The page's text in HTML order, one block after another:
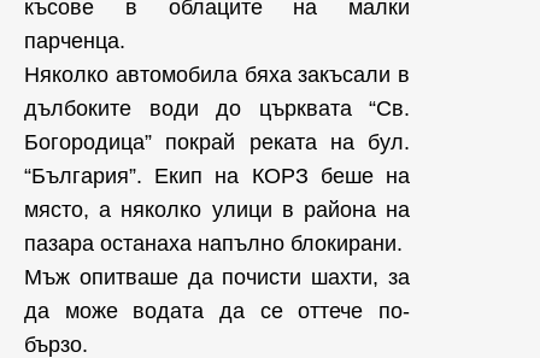
късове в облаците на малки
парченца.
Няколко автомобила бяха закъсали в
дълбоките води до църквата “Св.
Богородица” покрай реката на бул.
“България”. Екип на КОРЗ беше на
място, а няколко улици в района на
пазара останаха напълно блокирани.
Мъж опитваше да почисти шахти, за
да може водата да се оттече по-
бързо.